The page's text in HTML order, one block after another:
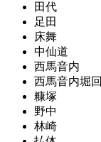
田代
足田
床舞
中仙道
西馬音内
西馬音内堀回
糠塚
野中
林崎